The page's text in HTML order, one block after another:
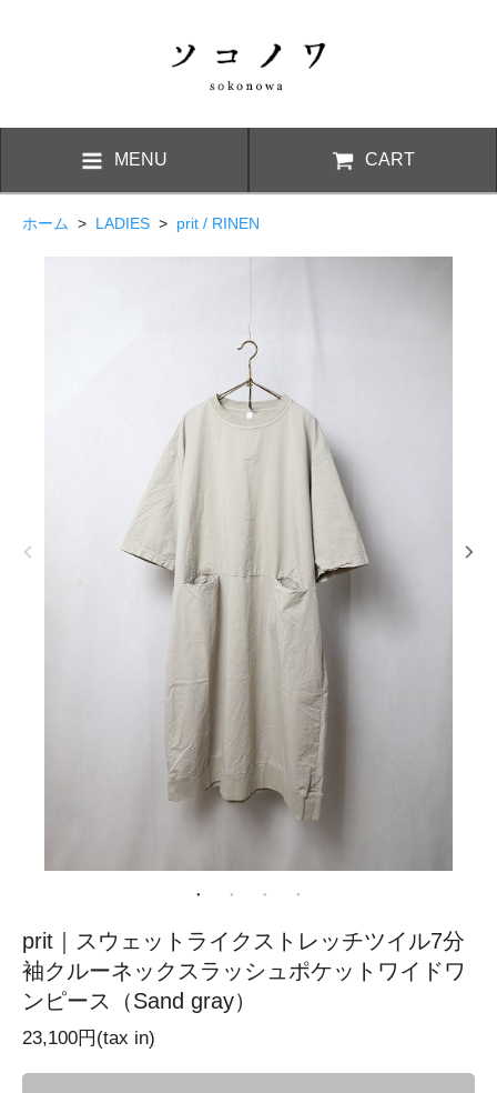
MENU CART
ホーム > LADIES > prit / RINEN
prit｜スウェットライクストレッチツイル7分
袖クルーネックスラッシュポケットワイドワ
ンピース（Sand gray）
23,100円(tax in)